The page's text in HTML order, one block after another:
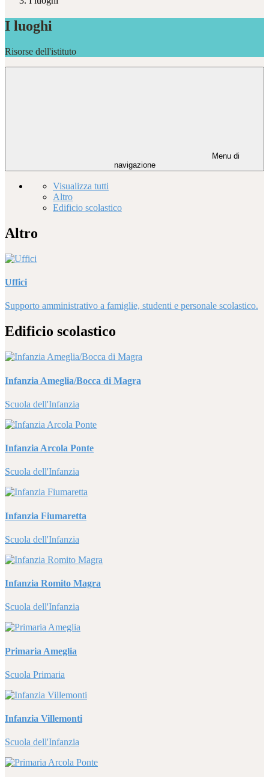
I luoghi
Risorse dell'istituto
Menu di
navigazione
Visualizza tutti
Altro
Edificio scolastico
Altro
Uffici
Supporto amministrativo a famiglie, studenti e personale scolastico.
Edificio scolastico
Infanzia Ameglia/Bocca di Magra
Scuola dell'Infanzia
Infanzia Arcola Ponte
Scuola dell'Infanzia
Infanzia Fiumaretta
Scuola dell'Infanzia
Infanzia Romito Magra
Scuola dell'Infanzia
Primaria Ameglia
Scuola Primaria
Infanzia Villemonti
Scuola dell'Infanzia